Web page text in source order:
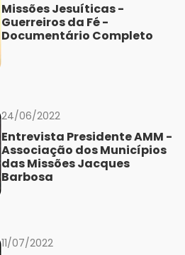
Missões Jesuíticas -
Guerreiros da Fé -
Documentário Completo
24/06/2022
Entrevista Presidente AMM -
Associação dos Municípios
das Missões Jacques
Barbosa
11/07/2022